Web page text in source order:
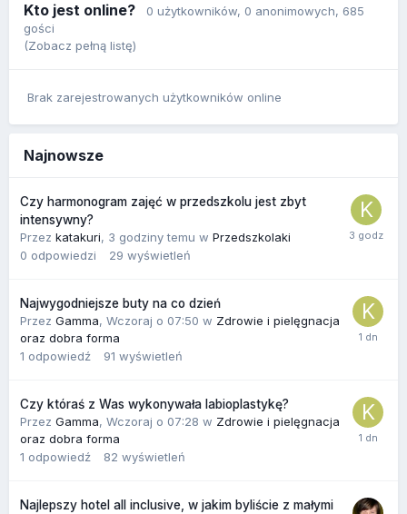
Kto jest online? 0 użytkowników, 0 anonimowych, 685
gości
(Zobacz pełną listę)
Brak zarejestrowanych użytkowników online
Najnowsze
Czy harmonogram zajęć w przedszkolu jest zbyt
intensywny?
Przez katakuri, 3 godziny temu w Przedszkolaki
0 odpowiedzi 29 wyświetleń
Najwygodniejsze buty na co dzień
Przez Gamma, Wczoraj o 07:50 w Zdrowie i pielęgnacja
oraz dobra forma
1 odpowiedź 91 wyświetleń
Czy któraś z Was wykonywała labioplastykę?
Przez Gamma, Wczoraj o 07:28 w Zdrowie i pielęgnacja
oraz dobra forma
1 odpowiedź 82 wyświetleń
Najlepszy hotel all inclusive, w jakim byliście z małymi